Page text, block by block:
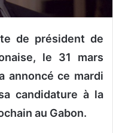
de président de
le 31 mars
annoncé ce mardi
candidature à la
au Gabon.